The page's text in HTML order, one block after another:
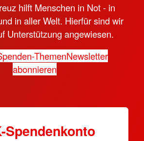
hilft Menschen in Not - in
in aller Welt. Hierfür sind wir
Unterstützung angewiesen.
ThemenNewsletter
abonnieren
Spendenkonto